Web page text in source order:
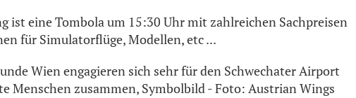
ist eine Tombola um 15:30 Uhr mit zahlreichen Sachpreisen
für Simulatorflüge, Modellen, etc ...
Wien engagieren sich sehr für den Schwechater Airport
Menschen zusammen, Symbolbild - Foto: Austrian Wings